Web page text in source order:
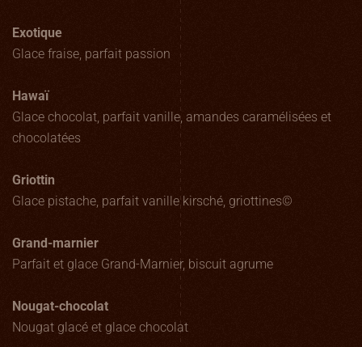
Exotique
Glace fraise, parfait passion
Hawaï
Glace chocolat, parfait vanille, amandes caramélisées et
chocolatées
Griottin
Glace pistache, parfait vanille kirsché, griottines©
Grand-marnier
Parfait et glace Grand-Marnier, biscuit agrume
Nougat-chocolat
Nougat glacé et glace chocolat